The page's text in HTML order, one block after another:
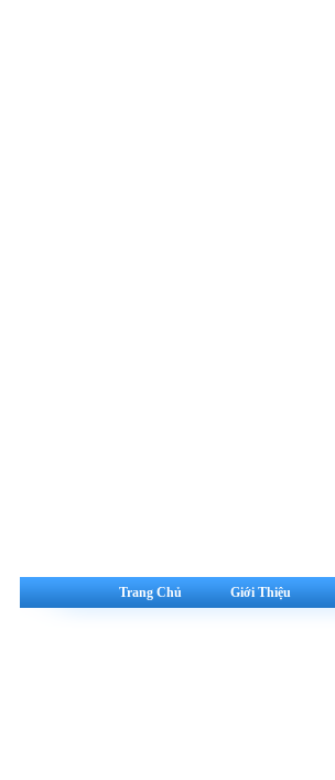
Trang Chủ Giới Thiệu